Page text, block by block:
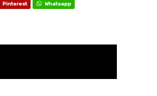
Pinterest Whatsapp